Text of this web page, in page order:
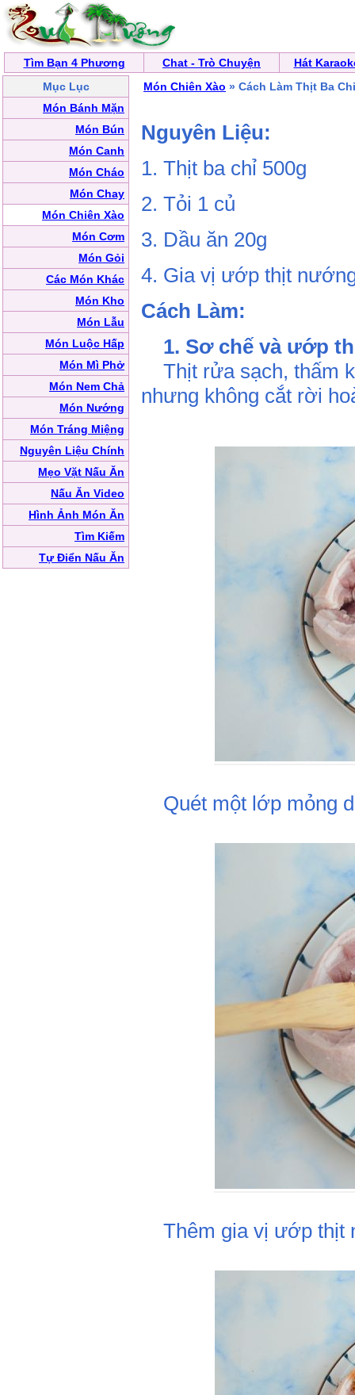
Tìm Bạn 4 Phương Chat - Trò Chuyện
Hát
Mục Lục
Món Bánh Mặn
Món Bún
Món Canh
Món Cháo
Món Chay
Món Chiên Xào
Món Cơm
Món Gỏi
Các Món Khác
Món Kho
Món Lẫu
Món Luộc Hấp
Món Mì Phở
Món Nem Chả
Món Nướng
Món Tráng Miệng
Nguyên Liệu Chính
Mẹo Vặt Nấu Ăn
Nấu Ăn Video
Hình Ảnh Món Ăn
Tìm Kiếm
Tự Điển Nấu Ăn
Món Chiên Xào » Cách Làm Thịt Ba
Nguyên Liệu:
1. Thịt ba chỉ 500g
2. Tỏi 1 củ
3. Dầu ăn 20g
4. Gia vị ướp thịt
Cách Làm:
1. Sơ chế và ướp
Thịt rửa sạch, thấm
nhưng không cắt rời
Quét một lớp mỏng
Thêm gia vị ướp thịt